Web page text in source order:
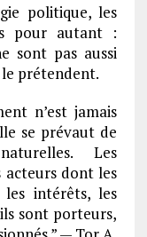
politique, les
pour autant :
sont pas aussi
le prétendent.
n’est jamais
se prévaut de
Les
acteurs dont les
intérêts, les
sont porteurs,